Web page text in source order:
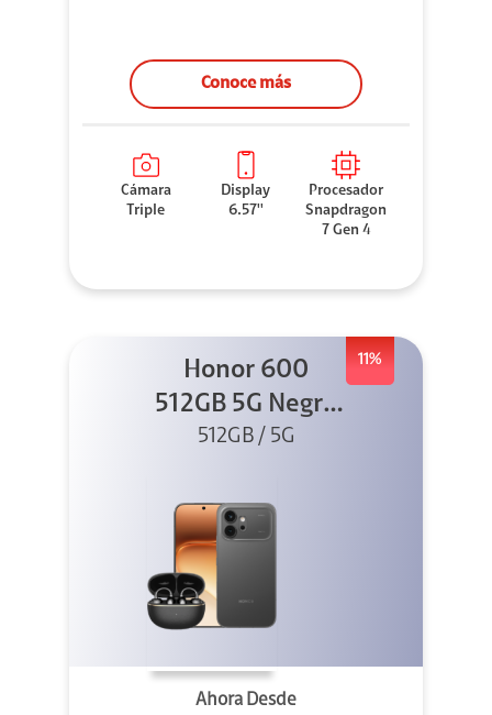
Conoce más
Cámara
Triple
Display
6.57''
Procesador
Snapdragon
7 Gen 4
11%
Honor 600
512GB 5G Negro
+ Clip 2
512GB / 5G
Ahora Desde